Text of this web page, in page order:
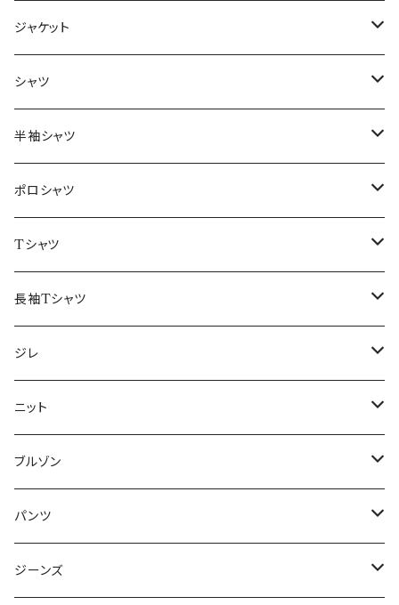
ジャケット
～44/S
46/M
48/L
50/XL～
シャツ
～44/S
46/M
48/L
50/XL～
半袖シャツ
～44/S
46/M
48/L
50/XL～
ポロシャツ
～44/S
46/M
48/L
50/XL～
Tシャツ
～44/S
46/M
48/L
50/XL～
長袖Tシャツ
～44/S
46/M
48/L
50/XL～
ジレ
～44/S
46/M
48/L
50/XL～
ニット
～44/S
46/M
48/L
ブルゾン
～44/S
46/M
パンツ
～44/S
ジーンズ